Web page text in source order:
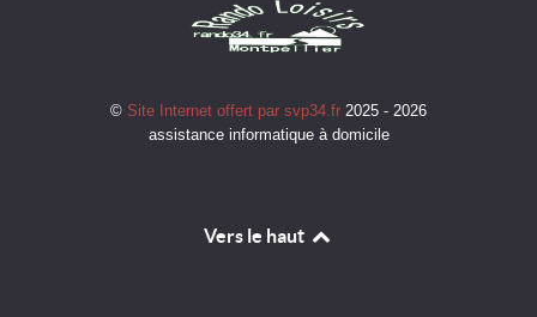
© Site Internet offert par svp34.fr 2025 - 2026
assistance informatique à domicile
Vers le haut